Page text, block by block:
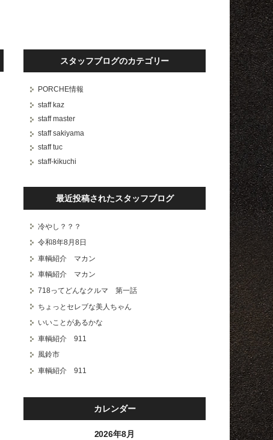
スタッフブログのカテゴリー
PORCHE情報
staff kaz
staff master
staff sakiyama
staff tuc
staff-kikuchi
最近投稿されたスタッフブログ
冷やし？？？
令和8年8月8日
車輌紹介 マカン
車輌紹介 マカン
718ってどんなクルマ 第一話
ちょっとセレブな美人ちゃん
いいことがあるかな
車輌紹介 911
風鈴市
車輌紹介 911
カレンダー
2026年8月